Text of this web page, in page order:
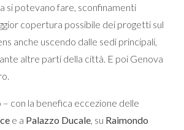
si potevano fare, sconfinamenti
copertura possibile dei progetti sul
anche uscendo dalle sedi principali,
altre parti della città. E poi Genova
con la benefica eccezione delle
e a Palazzo Ducale , su Raimondo